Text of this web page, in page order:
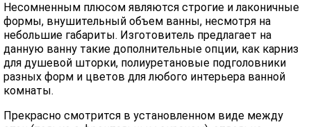
Несомненным плюсом являются строгие и лаконичные
формы, внушительный объем ванны, несмотря на
небольшие габариты. Изготовитель предлагает на
данную ванну такие дополнительные опции, как карниз
для душевой шторки, полиуретановые подголовники
разных форм и цветов для любого интерьера ванной
комнаты.
Прекрасно смотрится в установленном виде между